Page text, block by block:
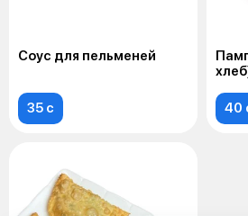
Соус для пельменей
35 c 40